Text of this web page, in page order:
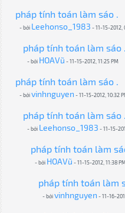
pháp tính toán làm sáo .
- bởi Leehonso_1983 - 11-15-2012,
pháp tính toán làm sáo .
- bởi HOAVũ - 11-15-2012, 11:25 PM
pháp tính toán làm sáo .
- bởivinhnguyen - 11-15-2012, 10:32
pháp tính toán làm sáo .
- bởi Leehonso_1983 - 11-15-
pháp tính toán làm
- bởi HOAVũ - 11-15-2012, 11:38
pháp tính toán làm
- bởivinhnguyen - 11-16-